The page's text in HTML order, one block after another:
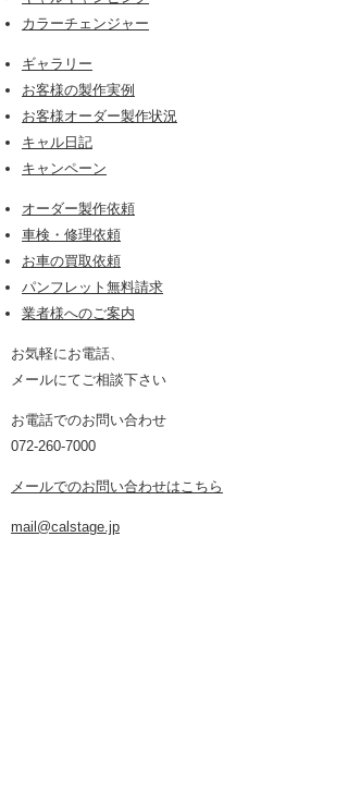
カラーチェンジャー
ギャラリー
お客様の製作実例
お客様オーダー製作状況
キャル日記
キャンペーン
オーダー製作依頼
車検・修理依頼
お車の買取依頼
パンフレット無料請求
業者様へのご案内
お気軽にお電話、
メールにてご相談下さい
お電話でのお問い合わせ
072-260-7000
メールでのお問い合わせはこちら
mail@calstage.jp